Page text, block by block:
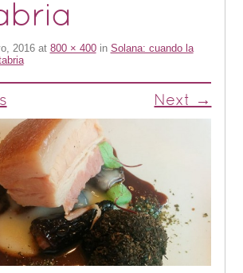
2016at 800 × 400in Solana: cuando la
Next →